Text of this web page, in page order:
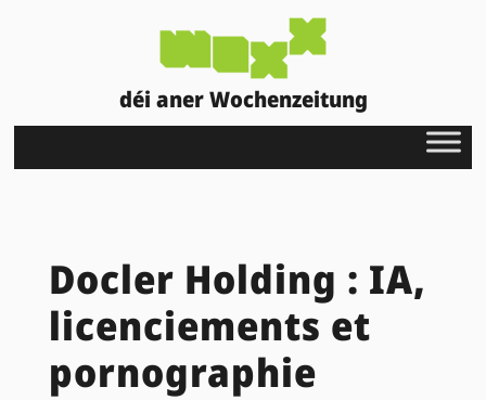
déi aner Wochenzeitung
Docler Holding : IA,
licenciements et
pornographie